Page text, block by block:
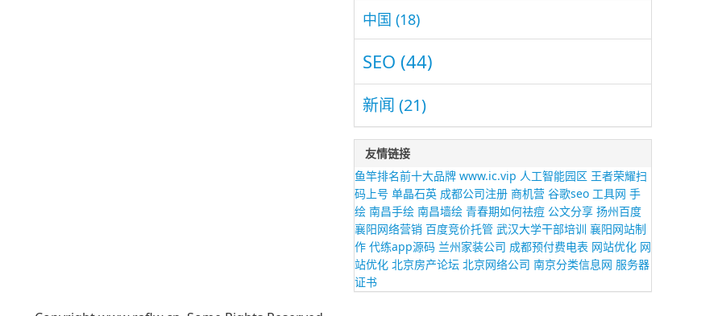
中国 (18)
SEO (44)
新闻 (21)
友情链接
鱼竿排名前十大品牌 www.ic.vip 人工智能园区 王者荣耀扫
码上号 单晶石英 成都公司注册 商机营 谷歌seo 工具网 手
绘 南昌手绘 南昌墙绘 青春期如何祛痘 公文分享 扬州百度
襄阳网络营销 百度竞价托管 武汉大学干部培训 襄阳网站制
作 代练app源码 兰州家装公司 成都预付费电表 网站优化 网
站优化 北京房产论坛 北京网络公司 南京分类信息网 服务器
证书